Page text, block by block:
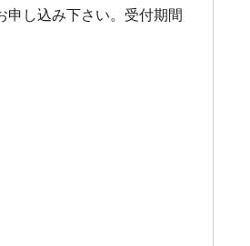
申し込み下さい。受付期間